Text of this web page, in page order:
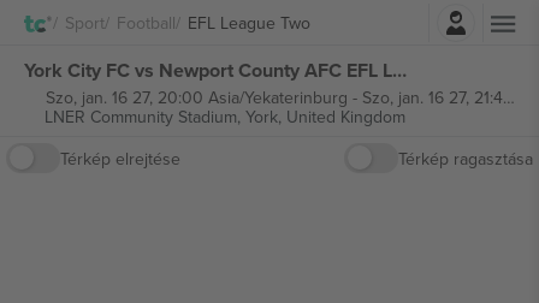
Sport Football EFL League TwoBelépés
York City FC vs Newport County AFC EFL League Two jegyek
Szo, jan. 16 27, 20:00 Asia/Yekaterinburg - Szo, jan. 16 27, 21:45 Asia/Yekaterinburg
LNER Community Stadium, York, United Kingdom
Térkép elrejtése
Térkép ragasztása